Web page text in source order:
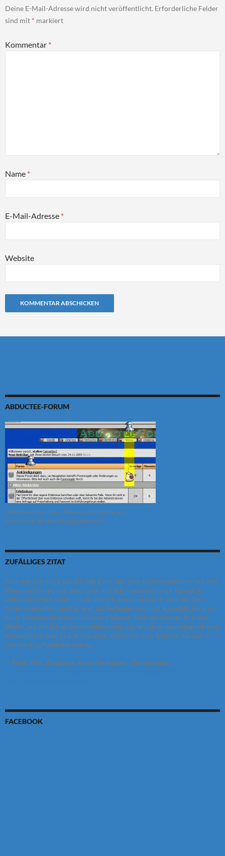
Deine E-Mail-Adresse wird nicht veröffentlicht. Erforderliche Felder
sind mit * markiert
Kommentar *
Name *
E-Mail-Adresse *
Website
ABDUCTEE-FORUM
Abductee-Forum: Unser Forum für Betroffene und
Interessierte des Entführungsphänomens.
ZUFÄLLIGES ZITAT
Nun war ich nicht das einzige Kind, das eine Kommunikation mit den
Wesen erfahren hat, aber Lisel und ich – wobei ich nur für mich
selbst sprechen kann – Lisel und ich waren erstarrt. Und die Zeit
hatte angehalten, und es war, als befänden wir uns augenblicklich in
einer Kommunikation mit diesem Wesen. Und die einzige Art und
Weise, auf die ich es beschreiben kann, ist, als ob es neurologisch und
telepathisch war. Es war wie eine Slideshow von Bildern, die durch
meinen Kopf geflutet wurde.
— Emily Trim, Zeugin des Ruwa, Simbabwe – Zwischenfalls,
FACEBOOK